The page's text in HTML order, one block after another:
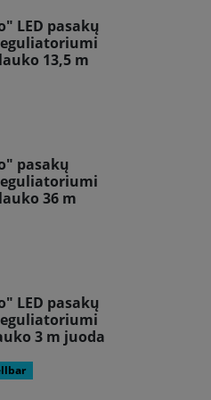
LED pasakų
13,5 m
pasakų
36 m
LED pasakų
3 m juoda